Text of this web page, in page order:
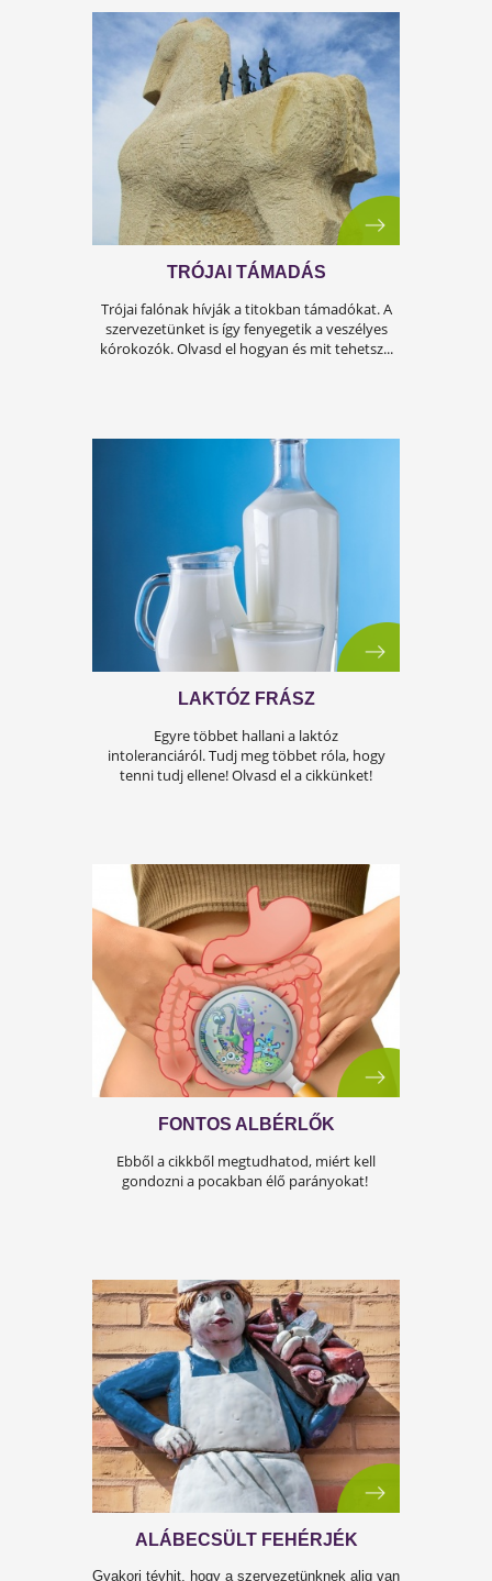
Szükség lenne a testsúlyunk kontrolljára, de
zsírégetés nélkül nem megy! Olvasd el, mitől
jól a zsír!
ÉLELMISZERIPAR MINDENHOL
Az élelmiszeripar nem lazít, az egészségeddel
neked kell törődnöd! Ebben segít neked a
Testszerviz 2023-ban is!
VIRSLIPARÁDÉ
Az újévköszöntő ételeink sorában az újévi
malac mellett a virsli a legnépszerűbb. Tudj
meg többet róla!
GYERMEKEINK KARÁCSONYA